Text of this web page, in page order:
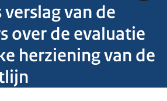
van de
over de evaluatie
herziening van de